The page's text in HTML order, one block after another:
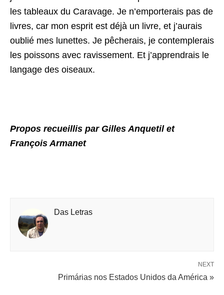
les tableaux du Caravage. Je n’emporterais pas de
livres, car mon esprit est déjà un livre, et j’aurais
oublié mes lunettes. Je pêcherais, je contemplerais
les poissons avec ravissement. Et j’apprendrais le
langage des oiseaux.
Propos recueillis par Gilles Anquetil et
François Armanet
Das Letras
NEXT
Primárias nos Estados Unidos da América »